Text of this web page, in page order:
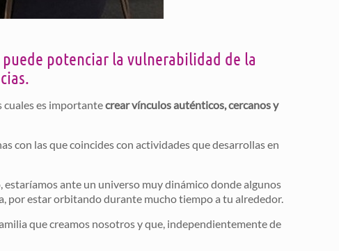
potenciar la vulnerabilidad de la
cuales es importantecrear vínculos auténticos, cercanos y
con las que coincides con actividades que desarrollas en
ante un universo muy dinámico donde algunos
por estar orbitando durante mucho tiempo a tu alrededor.
que creamos nosotros y que, independientemente de